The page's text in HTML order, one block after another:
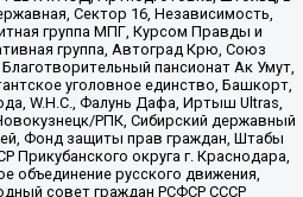
Сектор 16, Независимость,
группа МПГ, Курсом Правды и
группа, Автоград Крю, Союз
пансионат Ак Умут,
уголовное единство, Башкорт,
W.H.С., Фалунь Дафа, Иртыш Ultras,
РПК, Сибирский державный
Фонд защиты прав граждан, Штабы
Прикубанского округа г. Краснодара,
объединение русского движения,
совет граждан РСФСР СССР